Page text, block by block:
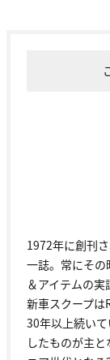
1972年に創刊
一誌。常にそ
＆アイテムの
新車スクープ
30年以上続い
したものが主